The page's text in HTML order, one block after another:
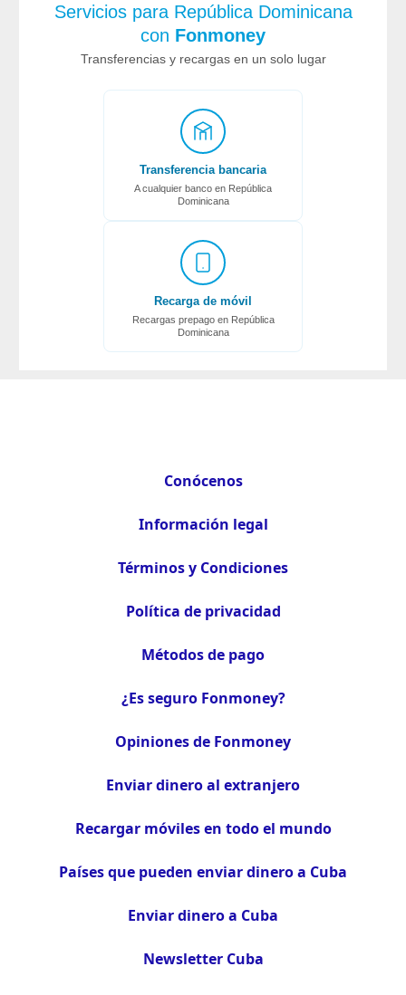
Servicios para República Dominicana
con Fonmoney
Transferencias y recargas en un solo lugar
Transferencia bancaria
A cualquier banco en República
Dominicana
Recarga de móvil
Recargas prepago en República
Dominicana
Conócenos
Información legal
Términos y Condiciones
Política de privacidad
Métodos de pago
¿Es seguro Fonmoney?
Opiniones de Fonmoney
Enviar dinero al extranjero
Recargar móviles en todo el mundo
Países que pueden enviar dinero a Cuba
Enviar dinero a Cuba
Newsletter Cuba